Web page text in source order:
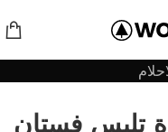
تلبس فستان